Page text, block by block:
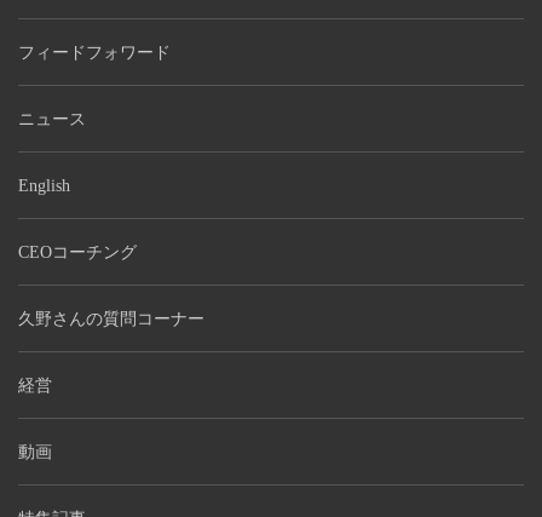
フィードフォワード
ニュース
English
CEOコーチング
久野さんの質問コーナー
経営
動画